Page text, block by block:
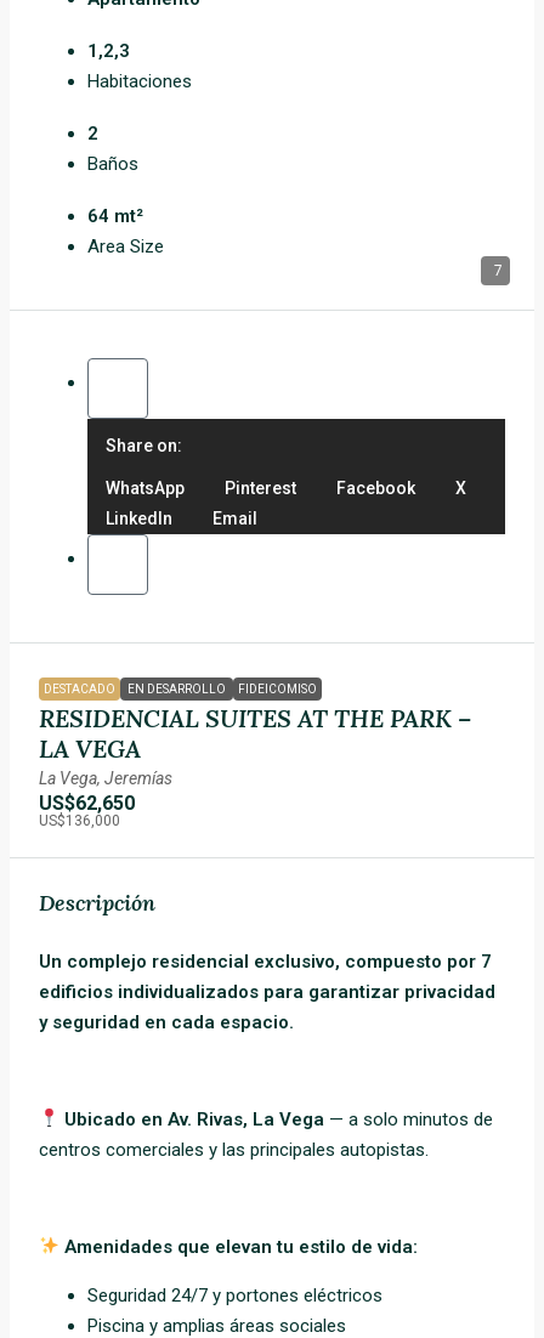
7
1,2,3
Habitaciones
2
Baños
64 mt²
Area Size
Share on:
WhatsApp Pinterest Facebook
X
LinkedIn
Email
DESTACADO EN DESARROLLO FIDEICOMISO
RESIDENCIAL SUITES AT THE PARK –
LA VEGA
La Vega, Jeremías
US$62,650
US$136,000
Descripción
Un complejo residencial exclusivo, compuesto por 7
edificios individualizados para garantizar privacidad
y seguridad en cada espacio.
Ubicado en Av. Rivas, La Vega — a solo minutos de
centros comerciales y las principales autopistas.
Amenidades que elevan tu estilo de vida:
Seguridad 24/7 y portones eléctricos
Piscina y amplias áreas sociales